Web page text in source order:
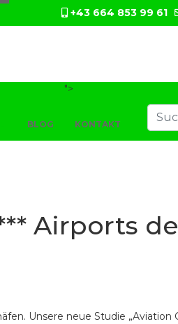
+43 664 853 99 61
BLOG
">
KONTAKT
Airports
Unsere neue Studie „Aviation